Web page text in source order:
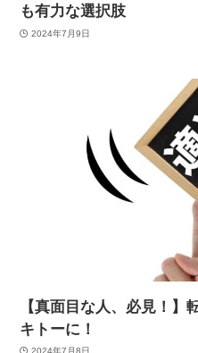
も有力な選択肢
2024年7月9日
【真面目な人、必見！】
キトーに！
2024年7月8日